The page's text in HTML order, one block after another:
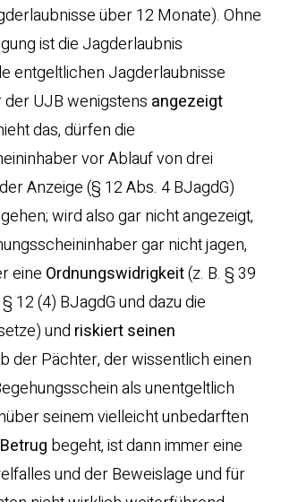
über 12 Monate). Ohne
ist die Jagderlaubnis
entgeltlichen Jagderlaubnisse
UJB wenigstens angezeigt
das, dürfen die
vor Ablauf von drei
Anzeige (§ 12 Abs. 4 BJagdG)
wird also gar nicht angezeigt,
gar nicht jagen,
eine Ordnungswidrigkeit(z. B. § 39
§ 12 (4) BJagdG und dazu die
und riskiert seinen
der Pächter, der wissentlich einen
als unentgeltlich
seinem vielleicht unbedarften
Betrug begeht, ist dann immer eine
und der Beweislage und für